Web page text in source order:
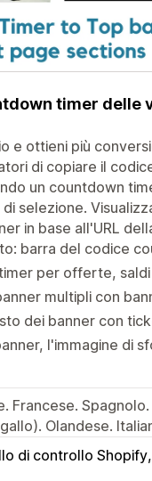
timer
e ottieni più
di copiare il
un countdown
selezione.
in base all'URL
barra del codice
per offerte,
multipli con
dei banner con
l'immagine di
Francese.
Olandese.
di controllo Shopify